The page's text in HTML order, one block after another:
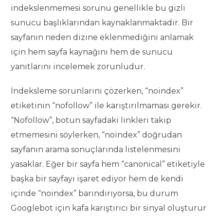
indekslenmemesi sorunu genellikle bu gizli
sunucu başlıklarından kaynaklanmaktadır. Bir
sayfanın neden dizine eklenmediğini anlamak
için hem sayfa kaynağını hem de sunucu
yanıtlarını incelemek zorunludur.
İndeksleme sorunlarını çözerken, “noindex”
etiketinin “nofollow” ile karıştırılmaması gerekir.
“Nofollow”, botun sayfadaki linkleri takip
etmemesini söylerken, “noindex” doğrudan
sayfanın arama sonuçlarında listelenmesini
yasaklar. Eğer bir sayfa hem “canonical” etiketiyle
başka bir sayfayı işaret ediyor hem de kendi
içinde “noindex” barındırıyorsa, bu durum
Googlebot için kafa karıştırıcı bir sinyal oluşturur